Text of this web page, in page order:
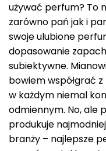
używać perfum? To
zarówno pań jak i
swoje ulubione
dopasowanie
subiektywne.
bowiem współgrać
w każdym niemal
odmiennym. No, ale
produkuje
branży – najlepsze